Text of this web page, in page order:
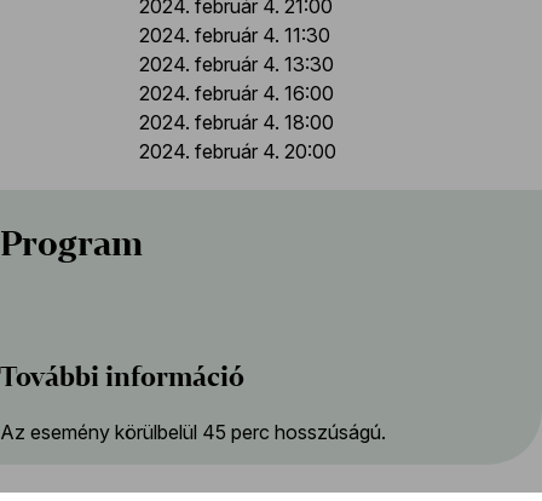
2024. február 4. 21:00
2024. február 4. 11:30
2024. február 4. 13:30
2024. február 4. 16:00
2024. február 4. 18:00
2024. február 4. 20:00
Program
További információ
Az esemény körülbelül 45 perc hosszúságú.